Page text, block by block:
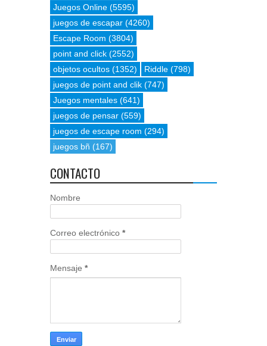
Juegos Online (5595)
juegos de escapar (4260)
Escape Room (3804)
point and click (2552)
objetos ocultos (1352) Riddle (798)
juegos de point and clik (747)
Juegos mentales (641)
juegos de pensar (559)
juegos de escape room (294)
juegos bñ (167)
CONTACTO
Nombre
Correo electrónico *
Mensaje *